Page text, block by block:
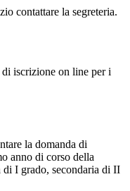
contattare la segreteria.
iscrizione on line per i
la domanda di
anno di corso della
di I grado, secondaria di II